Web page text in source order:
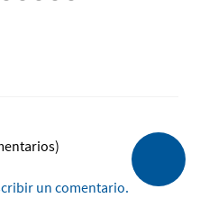
un comentario.